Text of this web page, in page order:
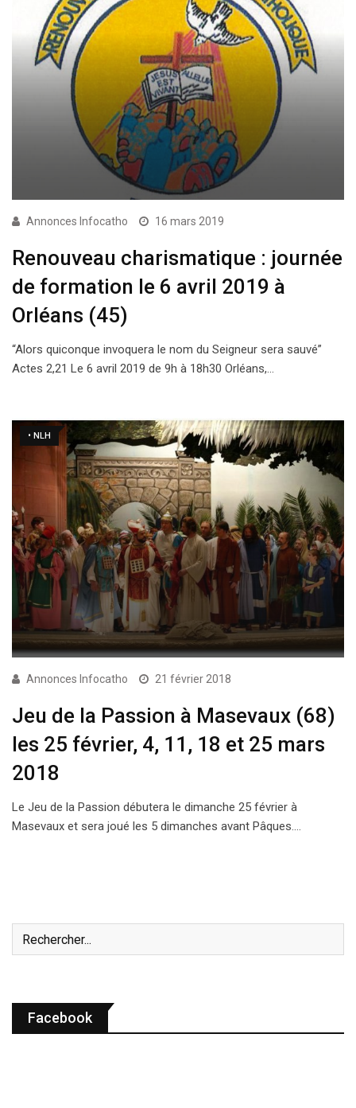
Annonces Infocatho 16 mars 2019
Renouveau charismatique : journée
de formation le 6 avril 2019 à
Orléans (45)
“Alors quiconque invoquera le nom du Seigneur sera sauvé”
Actes 2,21 Le 6 avril 2019 de 9h à 18h30 Orléans,…
• NLH
Annonces Infocatho 21 février 2018
Jeu de la Passion à Masevaux (68)
les 25 février, 4, 11, 18 et 25 mars
2018
Le Jeu de la Passion débutera le dimanche 25 février à
Masevaux et sera joué les 5 dimanches avant Pâques.…
Facebook